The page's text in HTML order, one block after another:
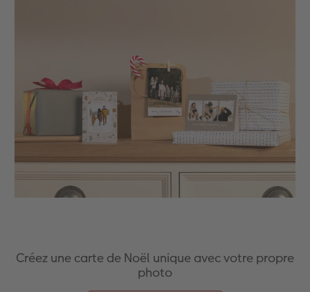
Créez une carte de Noël unique avec votre propre
photo